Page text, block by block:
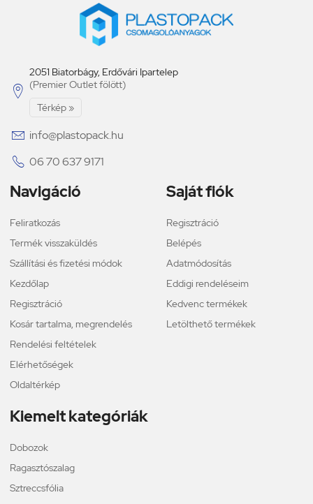

2051 Biatorbágy, Erdővári Ipartelep
(Premier Outlet fölött)
Térkép »
 info@plastopack.hu
 06 70 637 9171
Navigáció
Feliratkozás
Termék visszaküldés
Szállítási és fizetési módok
Kezdőlap
Regisztráció
Kosár tartalma, megrendelés
Rendelési feltételek
Elérhetőségek
Oldaltérkép
Saját fiók
Regisztráció
Belépés
Adatmódosítás
Eddigi rendeléseim
Kedvenc termékek
Letölthető termékek
Kiemelt kategóriák
Dobozok
Ragasztószalag
Sztreccsfólia